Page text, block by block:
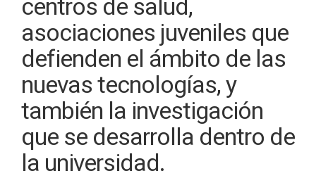
centros de salud,
asociaciones juveniles que
defienden el ámbito de las
nuevas tecnologías, y
también la investigación
que se desarrolla dentro de
la universidad.